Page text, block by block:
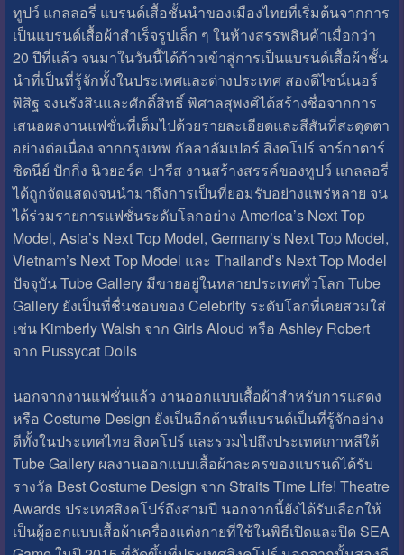
ทูปว์ แกลลอรี่ แบรนด์เสื้อชั้นนำของเมืองไทยที่เริ่มต้นจากการ
เป็นแบรนด์เสื้อผ้าสำเร็จรูปเล็ก ๆ ในห้างสรรพสินค้าเมื่อกว่า
20 ปีที่แล้ว จนมาในวันนี้ได้ก้าวเข้าสู่การเป็นแบรนด์เสื้อผ้าชั้น
นำที่เป็นที่รู้จักทั้งในประเทศและต่างประเทศ สองดีไซน์เนอร์
พิสิฐ จงนรังสินและศักดิ์สิทธิ์ พิศาลสุพงศ์ได้สร้างชื่อจากการ
เสนอผลงานแฟชั่นที่เต็มไปด้วยรายละเอียดและสีสันที่สะดุดตา
อย่างต่อเนื่อง จากกรุงเทพ กัลลาลัมเปอร์ สิงคโปร์ จาร์กาตาร์
ซิดนีย์ ปักกิ่ง นิวยอร์ค ปารีส งานสร้างสรรค์ของทูปว์ แกลลอรี่
ได้ถูกจัดแสดงจนนำมาถึงการเป็นที่ยอมรับอย่างแพร่หลาย จน
ได้ร่วมรายการแฟชั่นระดับโลกอย่าง America’s Next Top
Model, Asia’s Next Top Model, Germany’s Next Top Model,
Vietnam’s Next Top Model และ Thailand’s Next Top Model
ปัจจุบัน Tube Gallery มีขายอยู่ในหลายประเทศทั่วโลก Tube
Gallery ยังเป็นที่ชื่นชอบของ Celebrity ระดับโลกที่เคยสวมใส่
เช่น Kimberly Walsh จาก Girls Aloud หรือ Ashley Robert
จาก Pussycat Dolls
นอกจากงานแฟชั่นแล้ว งานออกแบบเสื้อผ้าสำหรับการแสดง
หรือ Costume Design ยังเป็นอีกด้านที่แบรนด์เป็นที่รู้จักอย่าง
ดีทั้งในประเทศไทย สิงคโปร์ และรวมไปถึงประเทศเกาหลีใต้
Tube Gallery ผลงานออกแบบเสื้อผ้าละครของแบรนด์ได้รับ
รางวัล Best Costume Design จาก Straits Time Life! Theatre
Awards ประเทศสิงคโปร์ถึงสามปี นอกจากนี้ยังได้รับเลือกให้
เป็นผู้ออกแบบเสื้อผ้าเครื่องแต่งกายที่ใช้ในพิธีเปิดและปิด SEA